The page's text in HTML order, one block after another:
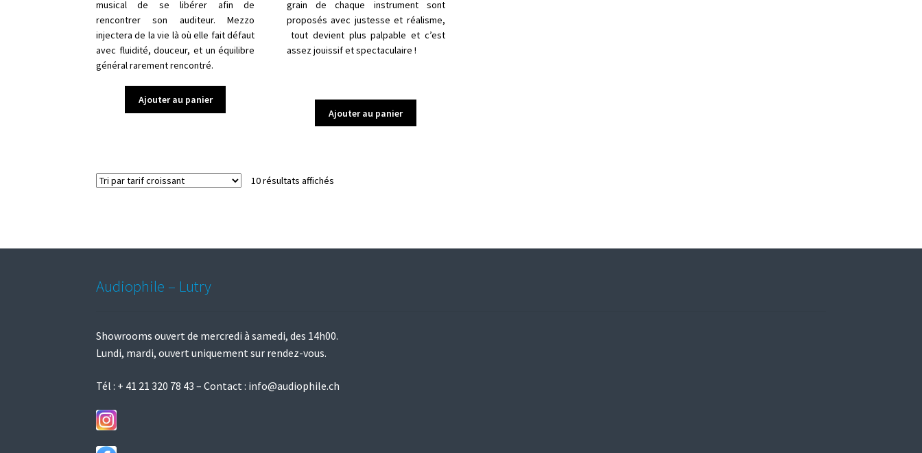
musical de se libérer afin de
rencontrer son auditeur. Mezzo
injectera de la vie là où elle fait défaut
avec fluidité, douceur, et un équilibre
général rarement rencontré.
Ajouter au panier
grain de chaque instrument sont
proposés avec justesse et réalisme,
tout devient plus palpable et c’est
assez jouissif et spectaculaire !
Ajouter au panier
10 résultats affichés
Audiophile – Lutry
Showrooms ouvert de mercredi à samedi, des 14h00.
Lundi, mardi, ouvert uniquement sur rendez-vous.
Tél : + 41 21 320 78 43 – Contact : info@audiophile.ch